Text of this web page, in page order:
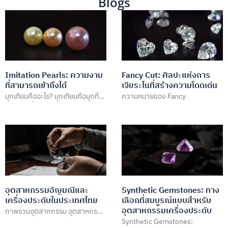
Imitation Pearls: ความงาม
ที่สามารถเข้าถึงได้
มุกเทียมคืออะไร? มุกเทียมคือมุกที่
Fancy Cut: ศิลปะแห่งการ
เจียระไนที่สร้างความโดดเด่น
ความหมายของ Fancy
อุตสาหกรรมอัญมณีและ
เครื่องประดับในประเทศไทย
ภาพรวมอุตสาหกรรม อุตสาหกรรม
Synthetic Gemstones: ทาง
เลือกที่สมบูรณ์แบบสำหรับ
อุตสาหกรรมเครื่องประดับ
Synthetic Gemstones: